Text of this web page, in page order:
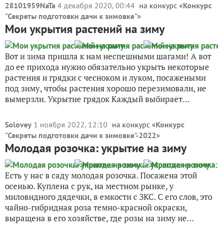
28101959NaTa 4 декабря 2020, 00:44 на конкурс «Конкурс
"Секреты подготовки дачи к зимовке"»
Мои укрытия растений на зиму
Вот и зима пришла к нам неспешными шагами! А вот
до ее прихода нужно обязательно укрыть некоторые
растения и грядки с чесноком и луком, посажеными
под зиму, чтобы растения хорошо перезимовали, не
вымерзли. Укрытие грядок Каждый выбирает...
Solovey 1 ноября 2022, 12:10 на конкурс «Конкурс
"Секреты подготовки дачи к зимовке"-2022»
Молодая розочка: укрытие на зиму
Есть у нас в саду молодая розочка. Посажена этой
осенью. Куплена с рук, на местном рынке, у
миловидного дядечки, в емкости с ЗКС. С его слов, это
чайно-гибридная роза темно-красной окраски,
выращена в его хозяйстве, где розы на зиму не...